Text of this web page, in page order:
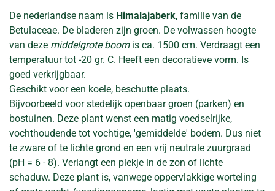
De nederlandse naam is Himalajaberk, familie van de
Betulaceae. De bladeren zijn groen. De volwassen hoogte
van deze middelgrote boomis ca. 1500 cm. Verdraagt een
temperatuur tot -20 gr. C. Heeft een decoratieve vorm. Is
goed verkrijgbaar.
Geschikt voor een koele, beschutte plaats.
Bijvoorbeeld voor stedelijk openbaar groen (parken) en
bostuinen. Deze plant wenst een matig voedselrijke,
vochthoudende tot vochtige, 'gemiddelde' bodem. Dus niet
te zware of te lichte grond en een vrij neutrale zuurgraad
(pH = 6 - 8). Verlangt een plekje in de zon of lichte
schaduw. Deze plant is, vanwege oppervlakkige worteling